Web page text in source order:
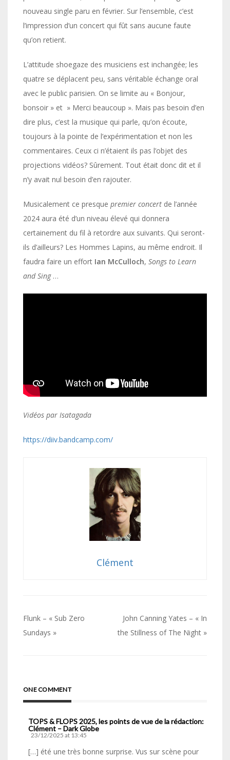
nouveau single paru en février. Sur l’ensemble, c’est
l’impression d’un concert qui fût sans aucune faute
qu’on retient.
L’attitude shoegaze des musiciens est inchangée; les
quatre se déplacent peu, sans véritable échange oral
avec le public parisien. On se limite au « Bonjour,
bonsoir » et » Merci beaucoup ». Mais pas besoin d’en
dire plus, c’est la musique qui parle, qu’on écoute,
toujours à la pointe de l’expérimentation et non les
commentaires. Ceux ci n’étaient ils pas l’objet des
projections vidéos? Sûrement. Tout était donc dit et il
n’y avait nul besoin d’en rajouter.
Musicalement ce presque premier concert de l’année
2024 aura été d’un niveau élevé qui donnera
certainement du fil à retordre aux suivants. Qui seront-
ils d’ailleurs? Les Hommes Lapins, au même endroit. Il
faudra faire un effort Ian McCulloch, Songs to Learn
and Sing…
Vidéos par Isatagada
https://diiv.bandcamp.com/
Clément
Navigation
de
Flunk – « Sub Zero
Sundays »
John Canning Yates – « In
the Stillness of The Night »
ONE COMMENT
TOPS & FLOPS 2025, les points de vue de la rédaction:
Clément – Dark Globe
23/12/2025 at 13:45
[…] été une très bonne surprise. Vus sur scène pour